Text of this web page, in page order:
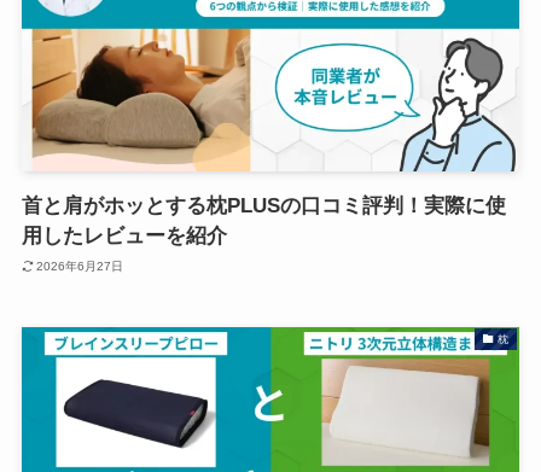
首と肩がホッとする枕PLUSの口コミ評判！実際に使
用したレビューを紹介
2026年6月27日
枕